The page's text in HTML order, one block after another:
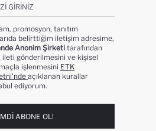
GIRINIZ
promosyon, tanıtım
belirttiğim iletişim adresime,
Anonim Şirketi tarafından
gönderilmesini ve kişisel
işlenmesini ETK
açıklanan kurallar
ediyorum.
ABONE OL!